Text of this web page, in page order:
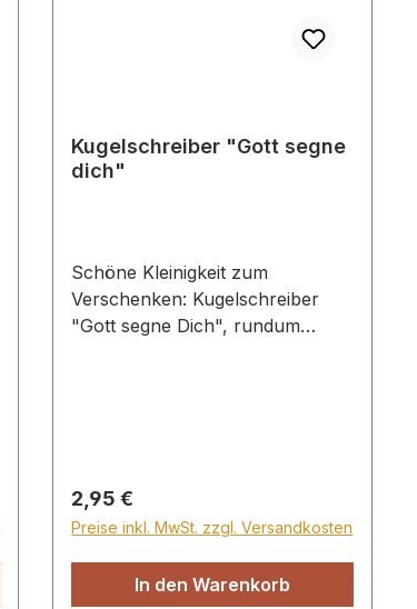
Kugelschreiber "Gott segne
dich"
Schöne Kleinigkeit zum
Verschenken: Kugelschreiber
"Gott segne Dich", rundum
Regulärer Preis:
2,95 €
Preise inkl. MwSt. zzgl. Versandkosten
In den Warenkorb